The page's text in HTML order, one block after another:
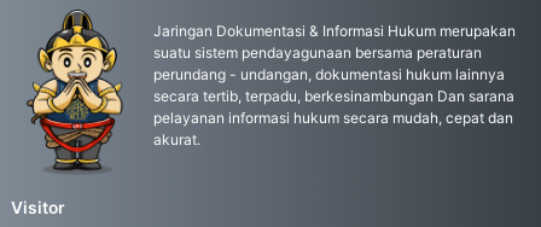
Jaringan Dokumentasi & Informasi Hukum merupakan
suatu sistem pendayagunaan bersama peraturan
perundang - undangan, dokumentasi hukum lainnya
secara tertib, terpadu, berkesinambungan Dan sarana
pelayanan informasi hukum secara mudah, cepat dan
akurat.
Visitor